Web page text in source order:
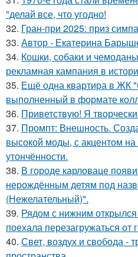
"делай все, что угодно!
32. Гран-при 2025: приз
33. Автор - Екатерина
34. Кошки, собаки и
рекламная кампания в
35. Ещё одна квартира в ЖК
выполненный в формате
36. Приветствую! Я
37. Промпт: Внешность.
высокой моды, с акцентом на
утончённости.
38. В городе карловаце
нерождённым детям под
(Нежелательный)".
39. Рядом с нижним
поехала перезагружаться от
40. Свет, воздух и свобода -